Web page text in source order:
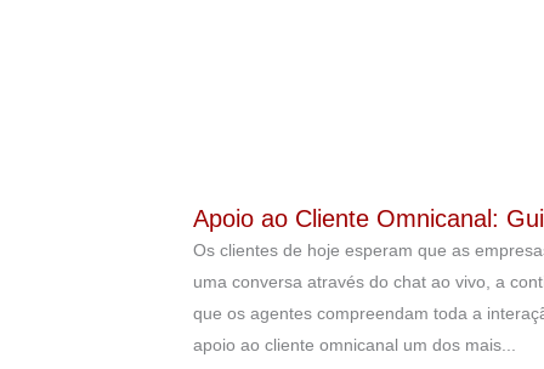
Apoio ao Cliente Omnicanal:
Os clientes de hoje esperam que as
uma conversa através do chat ao vivo, a
que os agentes compreendam toda a
apoio ao cliente omnicanal um dos mais...